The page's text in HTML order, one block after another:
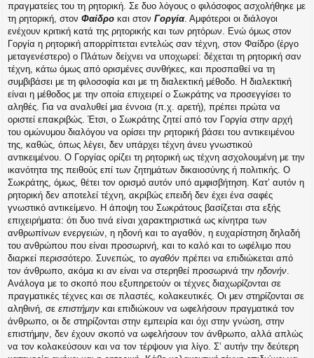
πραγματείες του τη ρητορική. Σε δυο λόγους ο φιλόσοφος ασχολήθηκε με
τη ρητορική, στον Φαίδρο και στον Γοργία. Αμφότεροι οι διάλογοι
ενέχουν κριτική κατά της ρητορικής και των ρητόρων. Ενώ όμως στον
Γοργία η ρητορική απορρίπτεται εντελώς σαν τέχνη, στον Φαίδρο (έργο
μεταγενέστερο) ο Πλάτων δείχνει να υποχωρεί: δέχεται τη ρητορική σαν
τέχνη, κάτω όμως από ορισμένες συνθήκες, και προσπαθεί να τη
συμβιβάσει με τη φιλοσοφία και με τη διαλεκτική μέθοδο. Η διαλεκτική
είναι η μέθοδος με την οποία επιχειρεί ο Σωκράτης να προσεγγίσει το
αληθές. Για να αναλυθεί μια έννοια (π.χ. αρετή), πρέπει πρώτα να
οριστεί επακριβώς. Έτσι, ο Σωκράτης ζητεί από τον Γοργία στην αρχή
του ομώνυμου διαλόγου να ορίσει την ρητορική βάσει του αντικειμένου
της, καθώς, όπως λέγει, δεν υπάρχει τέχνη άνευ γνωστικού
αντικειμένου. Ο Γοργίας ορίζει τη ρητορική ως τέχνη ασχολουμένη με την
ικανότητα της πειθούς επί των ζητημάτων δικαιοσύνης ή πολιτικής. Ο
Σωκράτης, όμως, θέτει τον ορισμό αυτόν υπό αμφισβήτηση. Κατ’ αυτόν η
ρητορική δεν αποτελεί τέχνη, ακριβώς επειδή δεν έχει ένα σαφές
γνωστικό αντικείμενο. Η άποψη του Σωκράτους βασίζεται στα εξής
επιχειρήματα: ότι δυο τινά είναι χαρακτηριστικά ως κίνητρα των
ανθρωπίνων ενεργειών, η ηδονή και το αγαθόν, η ευχαρίστηση δηλαδή
του ανθρώπου που είναι προσωρινή, και το καλό και το ωφέλιμο που
διαρκεί περισσότερο. Συνεπώς, το αγαθόν πρέπει να επιδιώκεται από
τον άνθρωπο, ακόμα κι αν είναι να στερηθεί προσωρινά την ηδονήν.
Ανάλογα με το σκοπό που εξυπηρετούν οι τέχνες διαχωρίζονται σε
πραγματικές τέχνες και σε πλαστές, κολακευτικές. Οι μεν στηρίζονται σε
αληθινή, σε επιστήμην και επιδιώκουν να ωφελήσουν πραγματικά τον
άνθρωπο, οι δε στηρίζονται στην εμπειρία και όχι στην γνώση, στην
επιστήμην, δεν έχουν σκοπό να ωφελήσουν τον άνθρωπο, αλλά απλώς
να τον κολακεύσουν και να τον τέρψουν για λίγο. Σ’ αυτήν την δεύτερη